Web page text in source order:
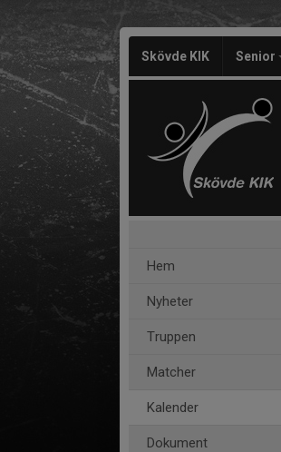
Skövde KIK Senior
Hem
Nyheter
Truppen
Matcher
Kalender
Dokument